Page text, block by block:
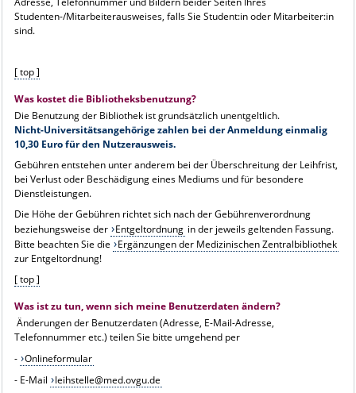
Studenten-/Mitarbeiterausweises, falls Sie Student:in oder Mitarbeiter:in
sind.
[ top ]
Was kostet die Bibliotheksbenutzung?
Die Benutzung der Bibliothek ist grundsätzlich unentgeltlich.
Nicht-Universitätsangehörige zahlen bei der Anmeldung einmalig
10,30 Euro für den Nutzerausweis.
Gebühren entstehen unter anderem bei der Überschreitung der Leihfrist,
bei Verlust oder Beschädigung eines Mediums und für besondere
Dienstleistungen.
Die Höhe der Gebühren richtet sich nach der Gebührenverordnung
beziehungsweise der Entgeltordnung in der jeweils geltenden Fassung.
Bitte beachten Sie die
Ergänzungen der Medizinischen Zentralbibliothek
zur Entgeltordnung!
[ top ]
Was ist zu tun, wenn sich meine Benutzerdaten ändern?
Änderungen der Benutzerdaten (Adresse, E-Mail-Adresse,
Telefonnummer etc.) teilen Sie bitte umgehend per
- Onlineformular
- E-Mail
leihstelle@med.ovgu.de